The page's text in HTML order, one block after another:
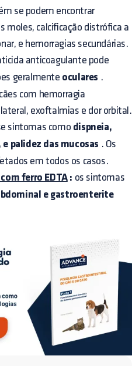
se podem encontrar
moles, calcificação distrófica a
e hemorragias secundárias.
anticoagulante pode
geralmente oculares .
com hemorragia
exoftalmias e dor orbital.
sintomas como dispneia,
palidez das mucosas . Os
em todos os casos.
ferro EDTA: os sintomas
e gastroenterite